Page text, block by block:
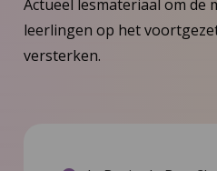
Actueel lesmateriaal om de
leerlingen op het
versterken.